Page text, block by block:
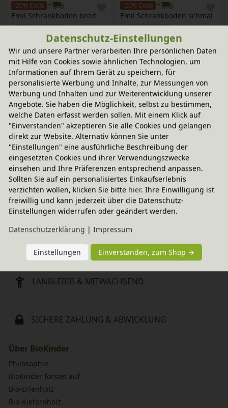
-20% Code
Emil Schrankboden breit
In verschiedenen
29,95 €
-20% Code
Emil Schrankboden schmal
In verschiedenen
Farben
-20% Code
Emil Schrankboden schmal
In verschiedenen
Farben
19,95 €
-20% Code
Kleiderstange 63,5 cm für
Emil Eckkleiderschrank
14,95 €
-20% Code
Kleiderstange 63,5 cm für
Emil Eckkleiderschrank
14,95 €
SCHNELLE LIEFERUNG
NACHHALTIGES SORTIMENT
LANGLEBIG & MITWACHSEND
SICHERE ZAHLUNG & ABWICKLUNG
Über BioKinder
Philosophie
BioKinder forstet auf
Bio-Erlenholz
Bio-Kiefernholz
Datenschutz-Einstellungen
Wir und unsere Partner verarbeiten Ihre persönlichen Daten
mit Hilfe von Cookies sowie ähnlichen Technologien, um
Informationen auf Ihrem Gerät zu speichern, für
personalisierte Werbung und Inhalte, zur Messungen von
Werbung und Inhalten und zur Weiterentwicklung unserer
Angebote. Sie haben die Möglichkeit, selbst zu bestimmen,
welche Daten erfasst werden sollen. Mit einem Klick auf
"Einverstanden" akzeptieren Sie alle Cookies und gelangen
direkt zur Website. Alternativ können Sie unter
"Einstellungen" eine ausführliche Beschreibung der
eingesetzten Cookies und ihrer Verwendungszwecke
einsehen und Ihre Präferenzen entsprechend anpassen.
Sollten Sie auf ein personalisiertes Einkaufserlebnis
verzichten wollen, klicken Sie bitte hier. Ihre Einwilligung ist
freiwillig und kann jederzeit über die Datenschutz-
Einstellungen widerrufen oder geändert werden.
Daten­schutz­erklärung | Impressum
Einstellungen Einverstanden, zum Shop →